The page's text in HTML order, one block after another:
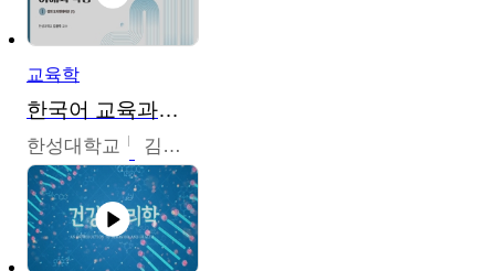
교육학
한국어 교육과정의 이해와 적용
한성대학교 김윤주